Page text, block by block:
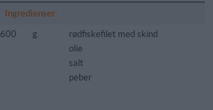
Ingredienser:
600
g.
rødfiskefilet med skind
olie
salt
peber